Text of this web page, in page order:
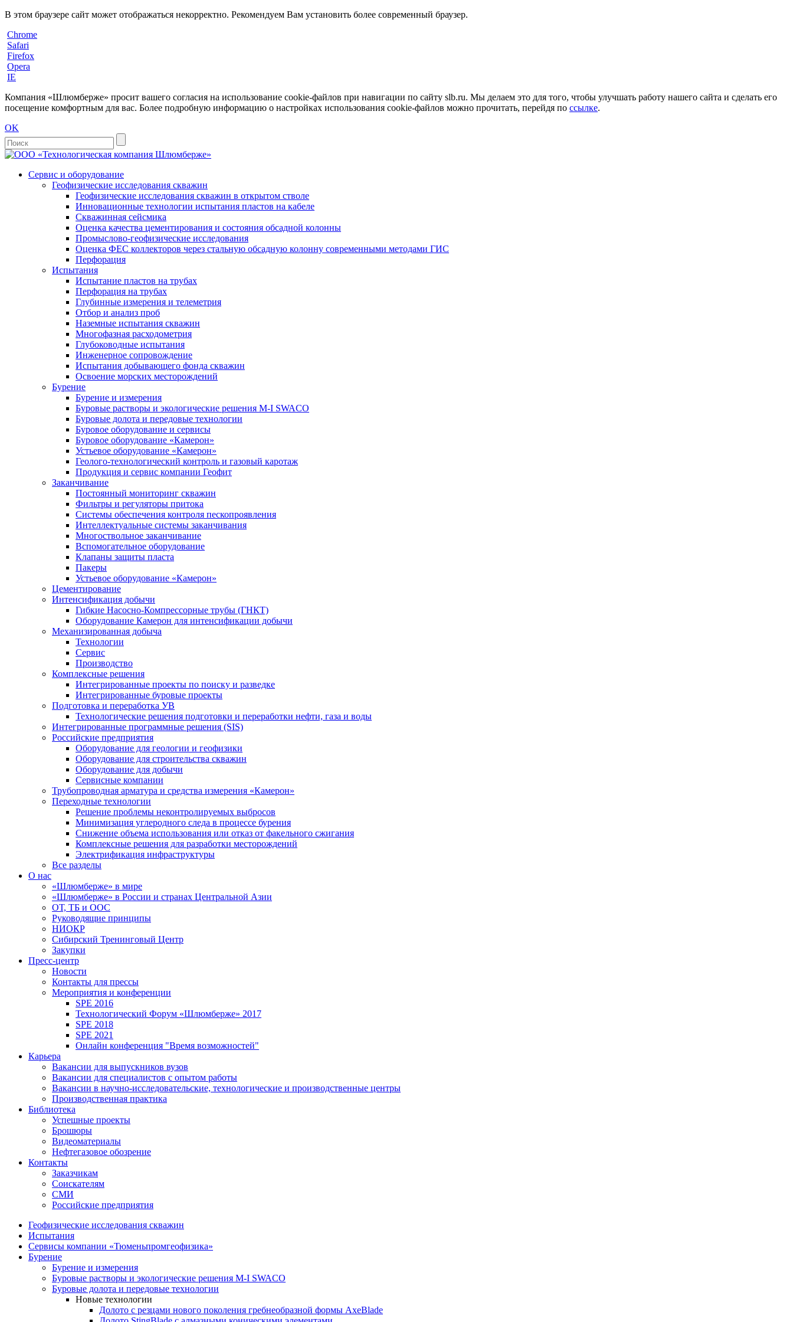
В этом браузере сайт может отображаться некорректно. Рекомендуем Вам установить более современный браузер.
Chrome
Safari
Firefox
Opera
IE
Компания «Шлюмберже» просит вашего согласия на использование cookie-файлов при навигации по сайту slb.ru. Мы делаем это для того, чтобы улучшать работу нашего сайта и сделать его
посещение комфортным для вас. Более подробную информацию о настройках использования cookie-файлов можно прочитать, перейдя по ссылке.
OK
Сервис и оборудование
Геофизические исследования скважин
Геофизические исследования скважин в открытом стволе
Инновационные технологии испытания пластов на кабеле
Скважинная сейсмика
Оценка качества цементирования и состояния обсадной колонны
Промыслово-геофизические исследования
Оценка ФЕС коллекторов через стальную обсадную колонну современными методами ГИС
Перфорация
Испытания
Испытание пластов на трубах
Перфорация на трубах
Глубинные измерения и телеметрия
Отбор и анализ проб
Наземные испытания скважин
Многофазная расходометрия
Глубоководные испытания
Инженерное сопровождение
Испытания добывающего фонда скважин
Освоение морских месторождений
Бурение
Бурение и измерения
Буровые растворы и экологические решения M-I SWACO
Буровые долота и передовые технологии
Буровое оборудование и сервисы
Буровое оборудование «Камерон»
Устьевое оборудование «Камерон»
Геолого-технологический контроль и газовый каротаж
Продукция и сервис компании Геофит
Заканчивание
Постоянный мониторинг скважин
Фильтры и регуляторы притока
Cистемы обеспечения контроля пескопроявления
Интеллектуальные системы заканчивания
Многоствольное заканчивание
Вспомогательное оборудование
Клапаны защиты пласта
Пакеры
Устьевое оборудование «Камерон»
Цементирование
Интенсификация добычи
Гибкие Насосно-Компрессорные трубы (ГНКТ)
Оборудование Камерон для интенсификации добычи
Механизированная добыча
Технологии
Сервис
Производство
Комплексные решения
Интегрированные проекты по поиску и разведке
Интегрированные буровые проекты
Подготовка и переработка УВ
Технологические решения подготовки и переработки нефти, газа и воды
Интегрированные программные решения (SIS)
Российские предприятия
Оборудование для геологии и геофизики
Оборудование для строительства скважин
Оборудование для добычи
Сервисные компании
Трубопроводная арматура и средства измерения «Камерон»
Переходные технологии
Решение проблемы неконтролируемых выбросов
Минимизация углеродного следа в процессе бурения
Снижение объема использования или отказ от факельного сжигания
Комплексные решения для разработки месторождений
Электрификация инфраструктуры
Все разделы
О нас
«Шлюмберже» в мире
«Шлюмберже» в России и странах Центральной Азии
ОТ, ТБ и ООС
Руководящие принципы
НИОКР
Сибирский Тренинговый Центр
Закупки
Пресс-центр
Новости
Контакты для прессы
Мероприятия и конференции
SPE 2016
Технологический Форум «Шлюмберже» 2017
SPE 2018
SPE 2021
Онлайн конференция "Время возможностей"
Карьера
Вакансии для выпускников вузов
Вакансии для специалистов с опытом работы
Вакансии в научно-исследовательские, технологические и производственные центры
Производственная практика
Библиотека
Успешные проекты
Брошюры
Видеоматериалы
Нефтегазовое обозрение
Контакты
Заказчикам
Соискателям
СМИ
Российские предприятия
Геофизические исследования скважин
Испытания
Сервисы компании «Тюменьпромгеофизика»
Бурение
Бурение и измерения
Буровые растворы и экологические решения M-I SWACO
Буровые долота и передовые технологии
Новые технологии
Долото с резцами нового поколения гребнеобразной формы AxeBlade